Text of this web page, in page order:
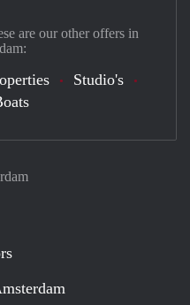
are our other offers in
Studio's